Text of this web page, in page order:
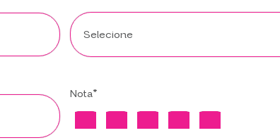
Nota*